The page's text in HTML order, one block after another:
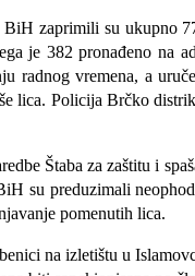
zaprimili su ukupno
je 382 pronađeno
radnog vremena, a
lica. Policija Brčko
Štaba za zaštitu i
su preduzimali
pomenutih lica.
na izletištu u